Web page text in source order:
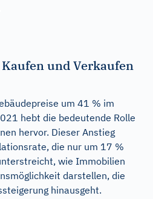
und Verkaufen
um 41 % im
hebt die bedeutende Rolle
hervor. Dieser Anstieg
die nur um 17 %
wie Immobilien
darstellen, die
hinausgeht.